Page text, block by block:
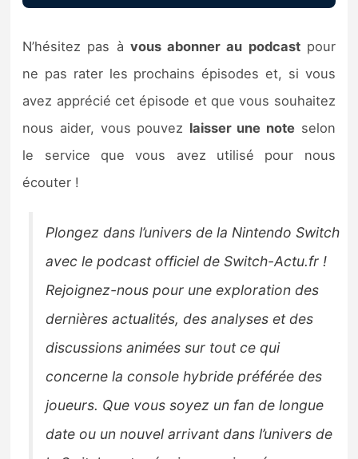
N’hésitez pas à vous abonner au podcastpour
ne pas rater les prochains épisodes et, si vous
avez apprécié cet épisode et que vous souhaitez
nous aider, vous pouvez laisser une note selon
le service que vous avez utilisé pour nous
écouter !
Plongez dans l’univers de la Nintendo Switch
avec le podcast officiel de Switch-Actu.fr !
Rejoignez-nous pour une exploration des
dernières actualités, des analyses et des
discussions animées sur tout ce qui
concerne la console hybride préférée des
joueurs. Que vous soyez un fan de longue
date ou un nouvel arrivant dans l’univers de